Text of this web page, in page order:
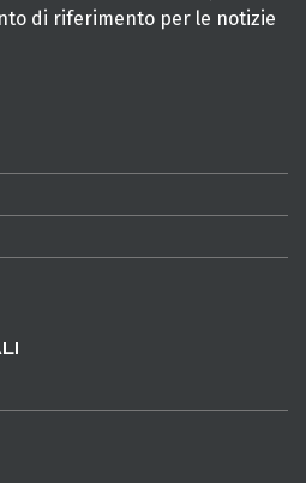
di riferimento per le notizie